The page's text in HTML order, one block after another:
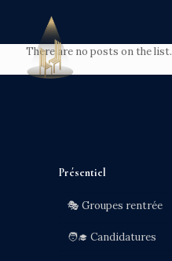
There are no posts on the list.
Présentiel
🎭 Groupes rentrée
🧑‍🎓 Candidatures